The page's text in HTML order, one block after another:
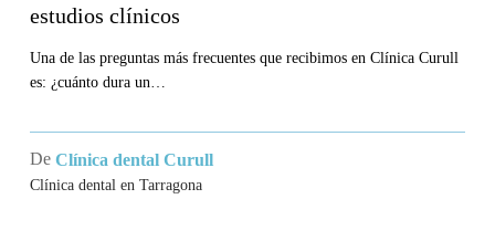
estudios clínicos
Una de las preguntas más frecuentes que recibimos en Clínica Curull
es: ¿cuánto dura un…
De Clínica dental Curull
Clínica dental en Tarragona